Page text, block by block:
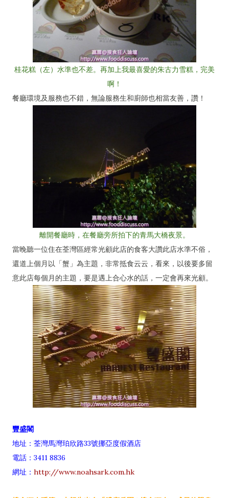
桂花糕（左）水準也不差。再加上我最喜愛的朱古力雪糕，完美
啊！
餐廳環境及服務也不錯，無論服務生和廚師也相當友善，讚！
離開餐廳時，在餐廳旁所拍下的青馬大橋夜景。
當晚聽一位住在荃灣區經常光顧此店的食客大讚此店水準不俗，
還道上個月以「蟹」為主題，非常抵食云云，看來，以後要多留
意此店每個月的主題，要是遇上合心水的話，一定會再來光顧。
豐盛閣
地址：荃灣馬灣珀欣路33號挪亞度假酒店
電話：3411 8836
網址： http://www.noahsark.com.hk